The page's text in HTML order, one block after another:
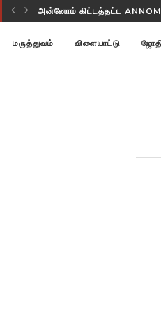
அன்னோம் கிட்டத்தட்ட ANNOM
மருத்துவம் விளையாட்டு